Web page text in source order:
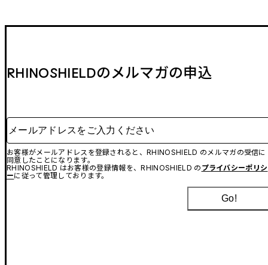
RHINOSHIELDのメルマガの申込
メールアドレスをご入力ください
お客様がメールアドレスを登録されると、RHINOSHIELD のメルマガの受信に
同意したことになります。
RHINOSHIELD はお客様の登録情報を、RHINOSHIELD の プライバシーポリシ
ーに従って管理しております。
Go!